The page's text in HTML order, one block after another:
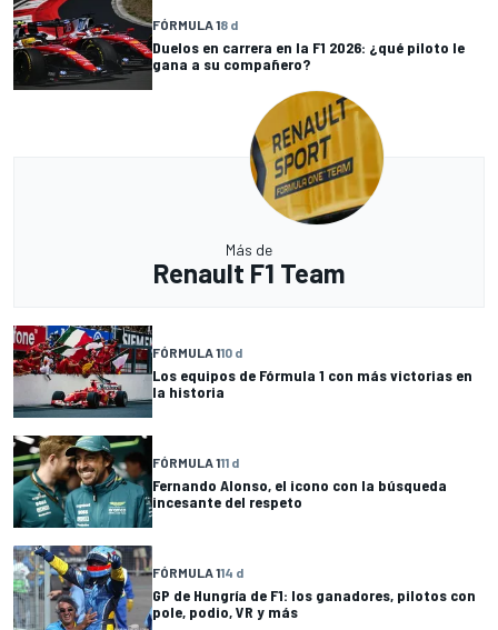
FÓRMULA 18 d
Duelos en carrera en la F1 2026: ¿qué piloto le
gana a su compañero?
Más de
Renault F1 Team
FÓRMULA 110 d
Los equipos de Fórmula 1 con más victorias en
la historia
FÓRMULA 111 d
Fernando Alonso, el icono con la búsqueda
incesante del respeto
FÓRMULA 114 d
GP de Hungría de F1: los ganadores, pilotos con
pole, podio, VR y más